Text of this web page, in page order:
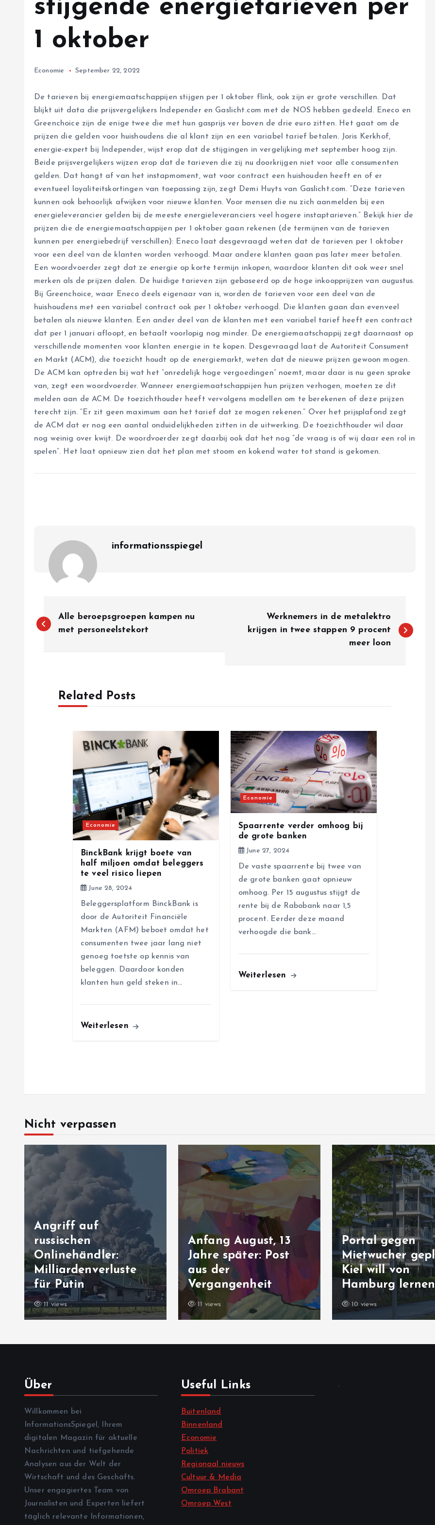
stijgende energietarieven per
1 oktober
Economie September 22, 2022
De tarieven bij energiemaatschappijen stijgen per 1 oktober flink, ook zijn er grote verschillen. Dat
blijkt uit data die prijsvergelijkers Independer en Gaslicht.com met de NOS hebben gedeeld. Eneco en
Greenchoice zijn de enige twee die met hun gasprijs ver boven de drie euro zitten. Het gaat om de
prijzen die gelden voor huishoudens die al klant zijn en een variabel tarief betalen. Joris Kerkhof,
energie-expert bij Independer, wijst erop dat de stijgingen in vergelijking met september hoog zijn.
Beide prijsvergelijkers wijzen erop dat de tarieven die zij nu doorkrijgen niet voor alle consumenten
gelden. Dat hangt af van het instapmoment, wat voor contract een huishouden heeft en of er
eventueel loyaliteitskortingen van toepassing zijn, zegt Demi Huyts van Gaslicht.com. “Deze tarieven
kunnen ook behoorlijk afwijken voor nieuwe klanten. Voor mensen die nu zich aanmelden bij een
energieleverancier gelden bij de meeste energieleveranciers veel hogere instaptarieven.” Bekijk hier de
prijzen die de energiemaatschappijen per 1 oktober gaan rekenen (de termijnen van de tarieven
kunnen per energiebedrijf verschillen): Eneco laat desgevraagd weten dat de tarieven per 1 oktober
voor een deel van de klanten worden verhoogd. Maar andere klanten gaan pas later meer betalen.
Een woordvoerder zegt dat ze energie op korte termijn inkopen, waardoor klanten dit ook weer snel
merken als de prijzen dalen. De huidige tarieven zijn gebaseerd op de hoge inkoopprijzen van augustus.
Bij Greenchoice, waar Eneco deels eigenaar van is, worden de tarieven voor een deel van de
huishoudens met een variabel contract ook per 1 oktober verhoogd. Die klanten gaan dan evenveel
betalen als nieuwe klanten. Een ander deel van de klanten met een variabel tarief heeft een contract
dat per 1 januari afloopt, en betaalt voorlopig nog minder. De energiemaatschappij zegt daarnaast op
verschillende momenten voor klanten energie in te kopen. Desgevraagd laat de Autoriteit Consument
en Markt (ACM), die toezicht houdt op de energiemarkt, weten dat de nieuwe prijzen gewoon mogen.
De ACM kan optreden bij wat het “onredelijk hoge vergoedingen” noemt, maar daar is nu geen sprake
van, zegt een woordvoerder. Wanneer energiemaatschappijen hun prijzen verhogen, moeten ze dit
melden aan de ACM. De toezichthouder heeft vervolgens modellen om te berekenen of deze prijzen
terecht zijn. “Er zit geen maximum aan het tarief dat ze mogen rekenen.” Over het prijsplafond zegt
de ACM dat er nog een aantal onduidelijkheden zitten in de uitwerking. De toezichthouder wil daar
nog weinig over kwijt. De woordvoerder zegt daarbij ook dat het nog “de vraag is of wij daar een rol in
spelen”. Het laat opnieuw zien dat het plan met stoom en kokend water tot stand is gekomen.
informationsspiegel
o
Alle beroepsgroepen kampen nu
met personeelstekort
Werknemers in de metalektro
krijgen in twee stappen 9 procent
meer loon
Related Posts
Economie
BinckBank krijgt boete van
half miljoen omdat beleggers
te veel risico liepen
June 28, 2024
Beleggersplatform BinckBank is
door de Autoriteit Financiële
Markten (AFM) beboet omdat het
consumenten twee jaar lang niet
genoeg toetste op kennis van
beleggen. Daardoor konden
klanten hun geld steken in…
Weiterlesen
Economie
Spaarrente verder omhoog bij
de grote banken
June 27, 2024
De vaste spaarrente bij twee van
de grote banken gaat opnieuw
omhoog. Per 15 augustus stijgt de
rente bij de Rabobank naar 1,5
procent. Eerder deze maand
verhoogde die bank…
Weiterlesen
Nicht verpassen
Angriff auf
russischen
Onlinehändler:
Milliardenverluste
für Putin
11 views
Anfang August, 13
Jahre später: Post
aus der
Vergangenheit
11 views
Portal gegen
Mietwucher
Kiel will von
Hamburg lernen
10 views
Über
Willkommen bei
InformationsSpiegel, Ihrem
digitalen Magazin für aktuelle
Nachrichten und tiefgehende
Analysen aus der Welt der
Wirtschaft und des Geschäfts.
Unser engagiertes Team von
Journalisten und Experten liefert
täglich relevante Informationen,
Useful Links
Buitenland
Binnenland
Economie
Politiek
Regionaal nieuws
Cultuur & Media
Omroep Brabant
Omroep West
.